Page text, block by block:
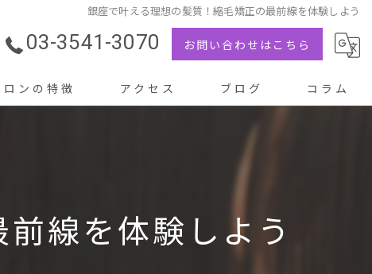
銀座で叶える理想の髪質！縮毛矯正の最前線を体験しよう
03-3541-3070 お問い合わせはこちら
ロンの特徴
トメント
アクセス ブログ コラム
線を体験しよう